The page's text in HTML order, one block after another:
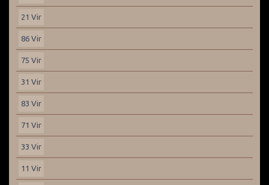
21 Vir
86 Vir
75 Vir
31 Vir
83 Vir
71 Vir
33 Vir
11 Vir